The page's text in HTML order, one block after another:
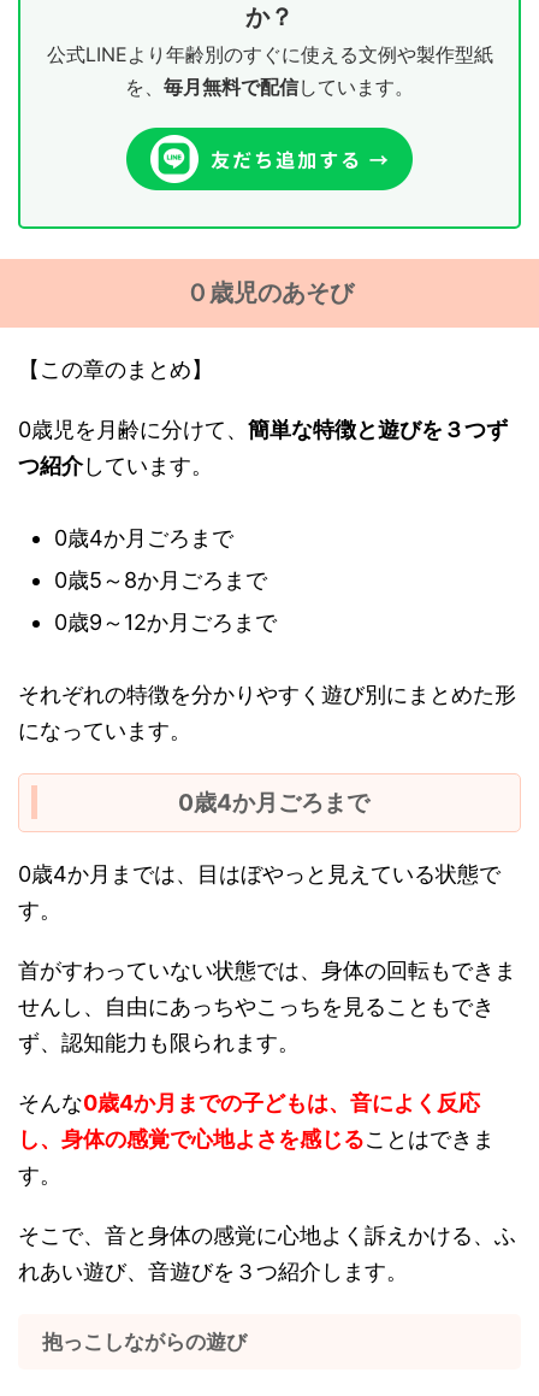
か？
公式LINEより年齢別のすぐに使える文例や製作型紙
を、 毎月無料で配信しています。
０歳児のあそび
【この章のまとめ】
0歳児を月齢に分けて、 簡単な特徴と遊びを３つず
つ紹介しています。
0歳4か月ごろまで
0歳5～8か月ごろまで
0歳9～12か月ごろまで
それぞれの特徴を分かりやすく遊び別にまとめた形
になっています。
0歳4か月ごろまで
0歳4か月までは、目はぼやっと見えている状態で
す。
首がすわっていない状態では、身体の回転もできま
せんし、自由にあっちやこっちを見ることもでき
ず、認知能力も限られます。
そんな0歳4か月までの子どもは、音によく反応
し、身体の感覚で心地よさを感じることはできま
す。
そこで、音と身体の感覚に心地よく訴えかける、ふ
れあい遊び、音遊びを３つ紹介します。
抱っこしながらの遊び